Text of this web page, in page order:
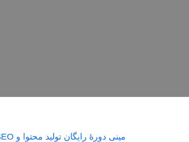
مینی دورۀ رایگان تولید محتوا و SEO